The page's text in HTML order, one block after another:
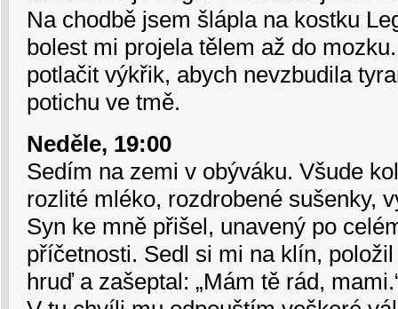
Na chodbě jsem šlápla na kostku
bolest mi projela tělem až do
potlačit výkřik, abych nevzbudila
potichu ve tmě.
Neděle, 19:00
Sedím na zemi v obýváku. Všude
rozlité mléko, rozdrobené sušenky,
Syn ke mně přišel, unavený po
příčetnosti. Sedl si mi na klín,
hruď a zašeptal: „Mám tě rád,